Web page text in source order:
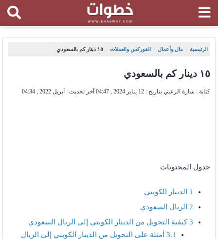
الرئيسية ، مال وأعمال ، الفوركس والعملات ، ١٥ دينار كم بالسعودي
١٥ دينار كم بالسعودي
كتابة : سارة الزعبي بتاريخ : 12 يناير 2024 , 04:47 آخر تحديث : أبريل 2022 , 04:34
جدول المحتويات
1 الدينار الكويتي
2 الريال السعودي
3كيفية التحويل من الدينار الكويتي إلى الريال السعودي
3.1 أمثلة على التحويل من الدينار الكويتي إلى الريال